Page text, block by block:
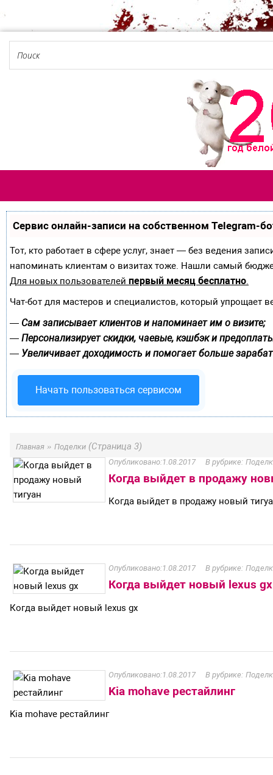
Сервис онлайн-записи на собственном Telegram-
Тот, кто работает в сфере услуг, знает — без ведения
напоминать клиентам о визитах тоже. Нашли самый
Для новых пользователей первый месяц бесплатно.
Чат-бот для мастеров и специалистов, который упрощает
— Сам записывает клиентов и напоминает им о визите;
— Персонализирует скидки, чаевые, кэшбэк и
— Увеличивает доходимость и помогает больше
Начать пользоваться сервисом
Главная » Поделки (Страница 3)
1.08.2017
Когда выйдет в продажу
Когда выйдет в продажу новый
1.08.2017
Когда выйдет новый lexus gx
Когда выйдет новый lexus gx
1.08.2017
Kia mohave рестайлинг
Kia mohave рестайлинг